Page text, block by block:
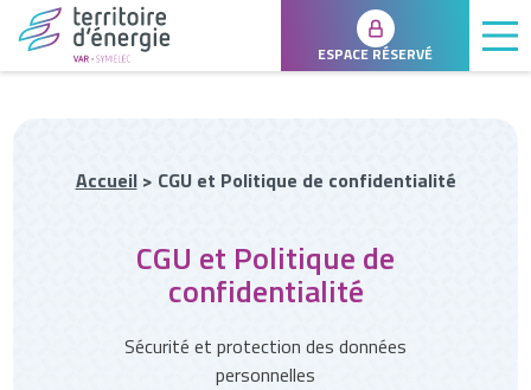
ESPACE RÉSERVÉ
Accueil> CGU et Politique de confidentialité
CGU et Politique de
confidentialité
Sécurité et protection des données
personnelles